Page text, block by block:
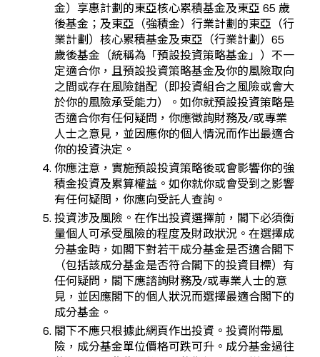
金）享惠計劃的東亞核心累積基金及東亞 65 歲
後基金；及東亞（強積金）行業計劃的東亞（行
業計劃）核心累積基金及東亞（行業計劃）65
歲後基金（統稱為「預設投資策略基金」）不一
定適合你，且預設投資策略基金及你的風險取向
之間或存在風險錯配（即投資組合之風險或會大
於你的風險承受能力）。如你就預設投資策略是
否適合你有任何疑問，你應徵詢財務及/或專業
人士之意見，並因應你的個人情況而作出最適合
你的投資決定。
你應注意，實施預設投資策略後或會影響你的強
積金投資及累算權益。如你就你或會受到之影響
有任何疑問，你應向受託人查詢。
投資涉及風險。在作出投資選擇前，閣下必須衡
量個人可承受風險的程度及財政狀況。在選擇成
分基金時，如閣下對若干成分基金是否適合閣下
（包括該成分基金是否符合閣下的投資目標）有
任何疑問，閣下應諮詢財務及/或專業人士的意
見，並因應閣下的個人狀況而選擇最適合閣下的
成分基金。
閣下不應只根據此網頁作出投資。投資附帶風
險，成分基金單位價格可跌可升。成分基金過往